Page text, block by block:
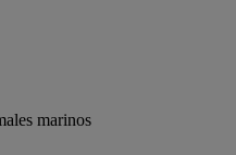
marinos